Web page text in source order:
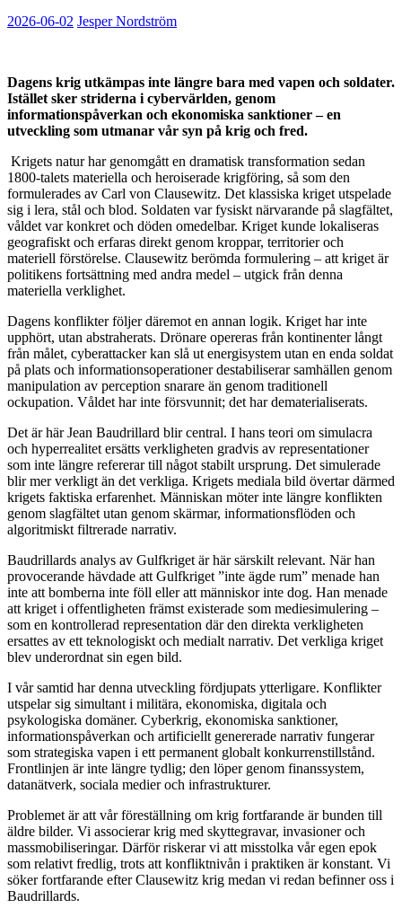
2026-06-02 Jesper Nordström
Dagens krig utkämpas inte längre bara med vapen och soldater.
Istället sker striderna i cybervärlden, genom
informationspåverkan och ekonomiska sanktioner – en
utveckling som utmanar vår syn på krig och fred.
Krigets natur har genomgått en dramatisk transformation sedan
1800-talets materiella och heroiserade krigföring, så som den
formulerades av Carl von Clausewitz. Det klassiska kriget utspelade
sig i lera, stål och blod. Soldaten var fysiskt närvarande på slagfältet,
våldet var konkret och döden omedelbar. Kriget kunde lokaliseras
geografiskt och erfaras direkt genom kroppar, territorier och
materiell förstörelse. Clausewitz berömda formulering – att kriget är
politikens fortsättning med andra medel – utgick från denna
materiella verklighet.
Dagens konflikter följer däremot en annan logik. Kriget har inte
upphört, utan abstraherats. Drönare opereras från kontinenter långt
från målet, cyberattacker kan slå ut energisystem utan en enda soldat
på plats och informationsoperationer destabiliserar samhällen genom
manipulation av perception snarare än genom traditionell
ockupation. Våldet har inte försvunnit; det har dematerialiserats.
Det är här Jean Baudrillard blir central. I hans teori om simulacra
och hyperrealitet ersätts verkligheten gradvis av representationer
som inte längre refererar till något stabilt ursprung. Det simulerade
blir mer verkligt än det verkliga. Krigets mediala bild övertar därmed
krigets faktiska erfarenhet. Människan möter inte längre konflikten
genom slagfältet utan genom skärmar, informationsflöden och
algoritmiskt filtrerade narrativ.
Baudrillards analys av Gulfkriget är här särskilt relevant. När han
provocerande hävdade att Gulfkriget ”inte ägde rum” menade han
inte att bomberna inte föll eller att människor inte dog. Han menade
att kriget i offentligheten främst existerade som mediesimulering –
som en kontrollerad representation där den direkta verkligheten
ersattes av ett teknologiskt och medialt narrativ. Det verkliga kriget
blev underordnat sin egen bild.
I vår samtid har denna utveckling fördjupats ytterligare. Konflikter
utspelar sig simultant i militära, ekonomiska, digitala och
psykologiska domäner. Cyberkrig, ekonomiska sanktioner,
informationspåverkan och artificiellt genererade narrativ fungerar
som strategiska vapen i ett permanent globalt konkurrenstillstånd.
Frontlinjen är inte längre tydlig; den löper genom finanssystem,
datanätverk, sociala medier och infrastrukturer.
Problemet är att vår föreställning om krig fortfarande är bunden till
äldre bilder. Vi associerar krig med skyttegravar, invasioner och
massmobiliseringar. Därför riskerar vi att misstolka vår egen epok
som relativt fredlig, trots att konfliktnivån i praktiken är konstant. Vi
söker fortfarande efter Clausewitz krig medan vi redan befinner oss i
Baudrillards.